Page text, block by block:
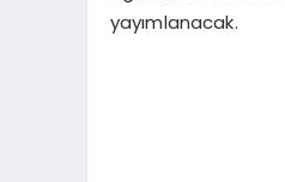
yayımlanacak.